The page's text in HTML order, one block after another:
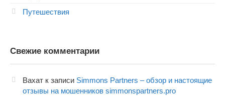
Путешествия
Свежие комментарии
Вахат к записи Simmons Partners – обзор и настоящие
отзывы на мошенников simmonspartners.pro